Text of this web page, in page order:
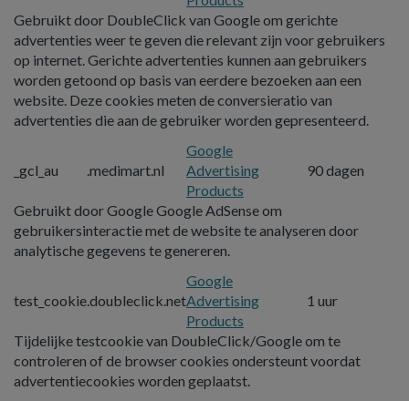
Gebruikt door DoubleClick van Google om gerichte
advertenties weer te geven die relevant zijn voor gebruikers
op internet. Gerichte advertenties kunnen aan gebruikers
worden getoond op basis van eerdere bezoeken aan een
website. Deze cookies meten de conversieratio van
advertenties die aan de gebruiker worden gepresenteerd.
_gcl_au .medimart.nl
Google
Advertising
Products
90 dagen
Gebruikt door Google Google AdSense om
gebruikersinteractie met de website te analyseren door
analytische gegevens te genereren.
test_cookie.doubleclick.net
Google
Advertising
Products
1 uur
Tijdelijke testcookie van DoubleClick/Google om te
controleren of de browser cookies ondersteunt voordat
advertentiecookies worden geplaatst.